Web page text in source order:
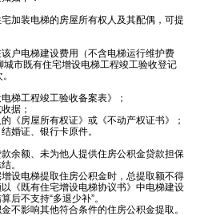
装电梯的房屋所有权人及其配偶，可提
电梯建设费用（不含电梯运行维护费
市既有住宅增设电梯工程竣工验收登记
工程竣工验收备案表》；
据；
房屋所有权证》或《不动产权证书》；
证、银行卡原件。
额、未为他人提供住房公积金贷款担保
。
电梯提取住房公积金时，总提取额不得
《既有住宅增设电梯协议书》中电梯建设
后不支持“多退少补”。
影响其他符合条件的住房公积金提取。